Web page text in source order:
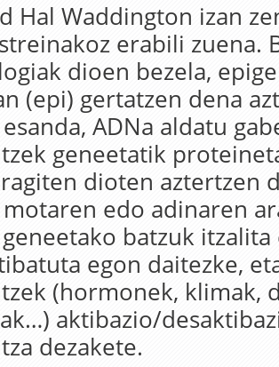
Hal Waddington izan
erabili zuena.
dioen bezela,
(epi) gertatzen dena
ADNa aldatu
geneetatik
dioten aztertzen
edo adinaren
batzuk itzalita
egon daitezke,
(hormonek, klimak,
aktibazio/
dezakete.